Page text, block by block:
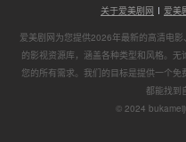
关于爱美剧网 爱美
爱美剧网为您提供2026年最新的高清电
的影视资源库，涵盖各种类型和风格。
您的所有需求。我们的目标是提供一个
都能找到
© 2024